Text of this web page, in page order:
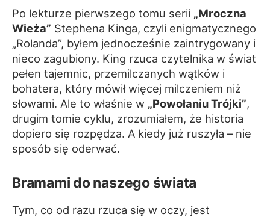
Po lekturze pierwszego tomu serii „Mroczna
Wieża” Stephena Kinga, czyli enigmatycznego
„Rolanda”, byłem jednocześnie zaintrygowany i
nieco zagubiony. King rzuca czytelnika w świat
pełen tajemnic, przemilczanych wątków i
bohatera, który mówił więcej milczeniem niż
słowami. Ale to właśnie w „Powołaniu Trójki”,
drugim tomie cyklu, zrozumiałem, że historia
dopiero się rozpędza. A kiedy już ruszyła – nie
sposób się oderwać.
Bramami do naszego świata
Tym, co od razu rzuca się w oczy, jest